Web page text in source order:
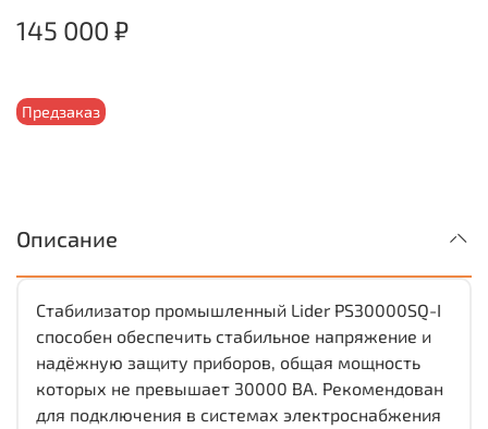
Предзаказ
145 000 ₽
Описание
Стабилизатор промышленный Lider PS30000SQ-I
способен обеспечить стабильное напряжение и
надёжную защиту приборов, общая мощность
которых не превышает 30000 ВА. Рекомендован
для подключения в системах электроснабжения